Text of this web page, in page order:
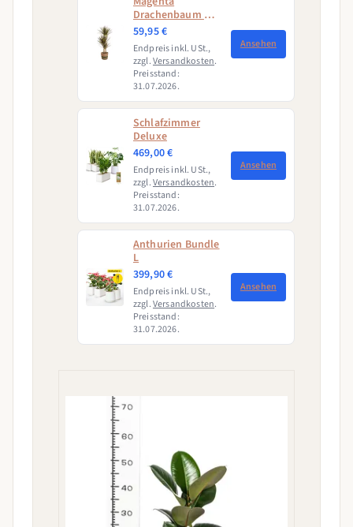
Drachenbaum mit
Korb (Dracaena
Marginata
Magenta)
59,95 €
Endpreis inkl. USt.,
zzgl.Versandkosten.
Preisstand:
31.07.2026.
Ansehen
Schlafzimmer
Deluxe
469,00 €
Endpreis inkl. USt.,
zzgl.Versandkosten.
Preisstand:
31.07.2026.
Ansehen
Anthurien Bundle
L
399,90 €
Endpreis inkl. USt.,
zzgl.Versandkosten.
Preisstand:
31.07.2026.
Ansehen